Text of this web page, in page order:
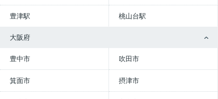
豊津駅 桃山台駅
大阪府
豊中市 吹田市
箕面市 摂津市